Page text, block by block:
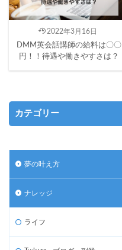
2022年3月16日
DMM英会話講師の給料は〇〇
円！！待遇や働きやすさは？
カテゴリー
夢の叶え方
ナレッジ
ライフ